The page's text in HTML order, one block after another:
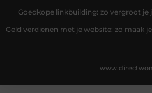
Goedkope linkbuilding: zo vergroot
Geld verdienen met je website: zo maak